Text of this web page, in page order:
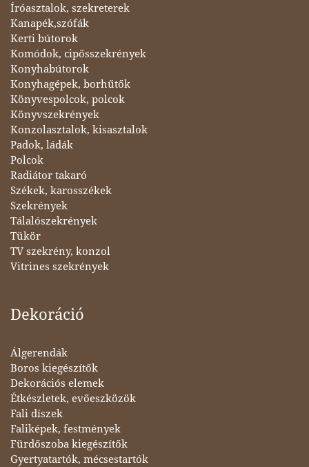
Íróasztalok, szekreterek
Kanapék,szófák
Kerti bútorok
Komódok, cipősszekrények
Konyhabútorok
Konyhagépek, borhűtők
Könyvespolcok, polcok
Könyvszekrények
Konzolasztalok, kisasztalok
Padok, ládák
Polcok
Radiátor takaró
Székek, karosszékek
Szekrények
Tálalószekrények
Tükör
TV szekrény, konzol
Vitrines szekrények
Dekoráció
Álgerendák
Boros kiegészítők
Dekorációs elemek
Étkészletek, evőeszközök
Fali díszek
Faliképek, festmények
Fürdőszoba kiegészítők
Gyertyatartók, mécsestartók